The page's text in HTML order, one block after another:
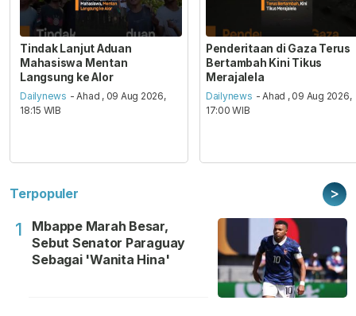
Tindak Lanjut Aduan
Mahasiswa Mentan
Langsung ke Alor
Dailynews - Ahad , 09 Aug 2026,
18:15 WIB
Penderitaan di Gaza Terus
Bertambah Kini Tikus
Merajalela
Dailynews - Ahad , 09 Aug 2026,
17:00 WIB
Terpopuler >
1
Mbappe Marah Besar,
Sebut Senator Paraguay
Sebagai 'Wanita Hina'